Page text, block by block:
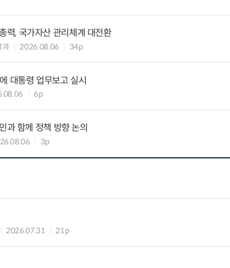
력, 국가자산 관리체계 대전환
과 2026.08.06 34p
대통령 업무보고 실시
6p
과 함께 정책 방향 논의
3p
2026.07.31 21p